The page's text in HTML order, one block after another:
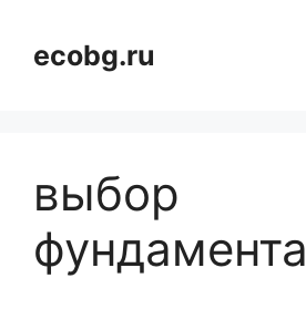
содержимому
ecobg.ru
выбор
фундамента